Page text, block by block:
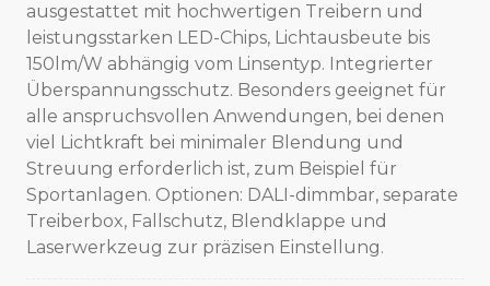
ausgestattet mit hochwertigen Treibern und
leistungsstarken LED-Chips, Lichtausbeute bis
150lm/W abhängig vom Linsentyp. Integrierter
Überspannungsschutz. Besonders geeignet für
alle anspruchsvollen Anwendungen, bei denen
viel Lichtkraft bei minimaler Blendung und
Streuung erforderlich ist, zum Beispiel für
Sportanlagen. Optionen: DALI-dimmbar, separate
Treiberbox, Fallschutz, Blendklappe und
Laserwerkzeug zur präzisen Einstellung.